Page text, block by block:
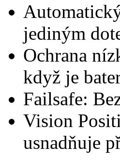
jediným
Ochrana
když je
Failsafe:
Vision
usnadňuje